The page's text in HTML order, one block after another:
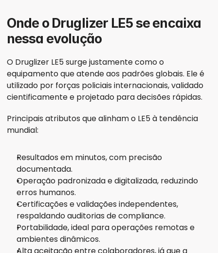
Onde o Druglizer LE5 se encaixa
nessa evolução
O Druglizer LE5 surge justamente como o
equipamento que atende aos padrões globais. Ele é
utilizado por forças policiais internacionais, validado
cientificamente e projetado para decisões rápidas.
Principais atributos que alinham o LE5 à tendência
mundial:
Resultados em minutos, com precisão
documentada.
Operação padronizada e digitalizada, reduzindo
erros humanos.
Certificações e validações independentes,
respaldando auditorias de compliance.
Portabilidade, ideal para operações remotas e
ambientes dinâmicos.